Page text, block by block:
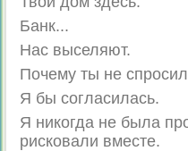
Банк...
Нас выселяют.
Почему ты не
Я бы согласилась.
Я никогда не была
рисковали вместе.